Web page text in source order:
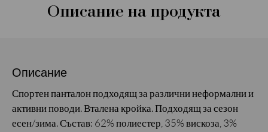
Описание на продукта
Описание
Спортен панталон подходящ за различни неформални и
активни поводи. Вталена кройка. Подходящ за сезон
есен/зима. Състав: 62% полиестер, 35% вискоза, 3%